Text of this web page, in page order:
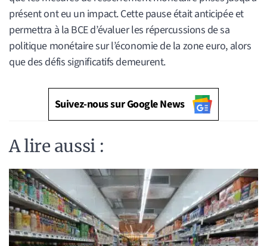
présent ont eu un impact. Cette pause était anticipée et
permettra à la BCE d’évaluer les répercussions de sa
politique monétaire sur l’économie de la zone euro, alors
que des défis significatifs demeurent.
Suivez-nous sur Google News
A lire aussi :